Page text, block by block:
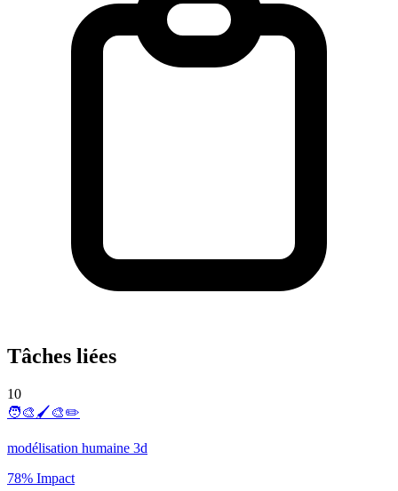
Tâches liées
10
🧑‍🎨🖌️🎨✏️
modélisation humaine 3d
78% Impact